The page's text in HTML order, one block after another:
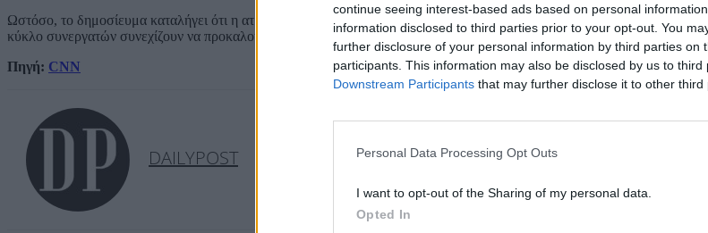
continue seeing interest-based ads based on personal
information disclosed to third parties prior to your opt-out. You
further disclosure of your personal information by third parties on
participants. This information may also be disclosed by us to third
Downstream Participants that may further disclose it to other third
Personal Data Processing Opt Outs
I want to opt-out of the Sharing of my personal data.
Opted In
Ωστόσο, το δημοσίευμα καταλήγει ότι η ατμόσφαιρα καχυποψίας, οι συνεχείς απομακρύνσεις στελεχών και η
κύκλο συνεργατών συνεχίζουν να προκαλούν έντονες αντιδράσεις στο εσωτερικό του αμερικανικού υπουργείου Άμυνας.
Πηγή: CNN
DAILYPOST